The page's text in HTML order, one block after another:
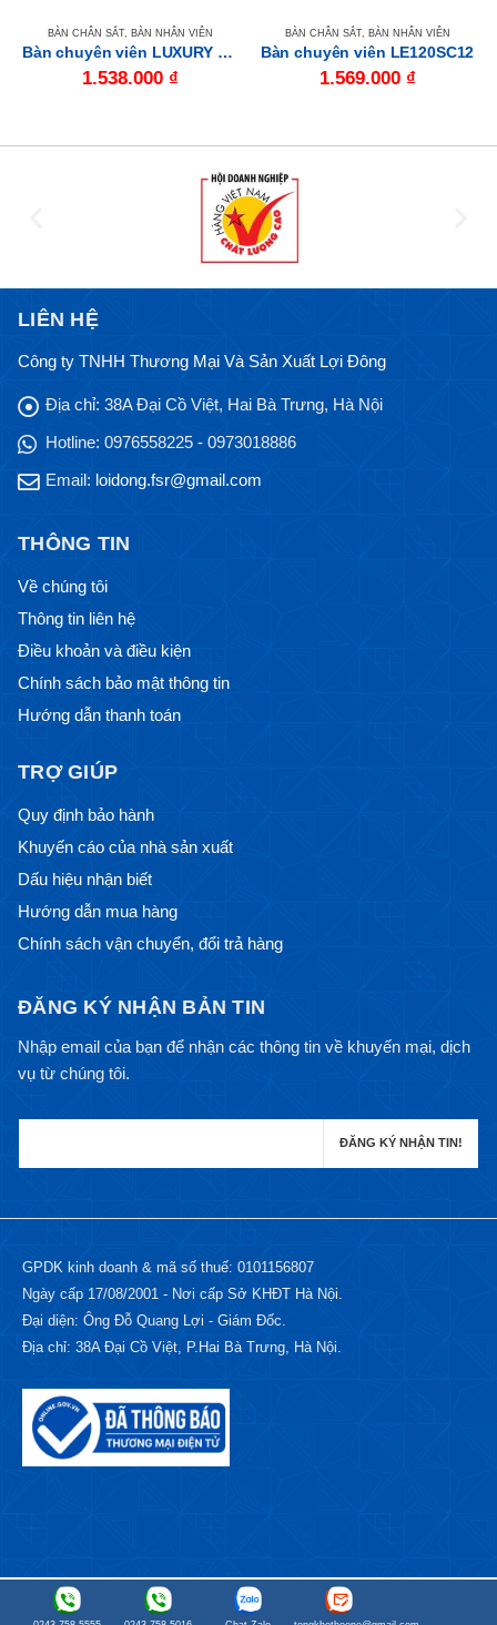
BÀN CHÂN SẮT, BÀN NHÂN VIÊN
Bàn chuyên viên LUXURY LUX120SC10
1.538.000 ₫
BÀN CHÂN SẮT, BÀN NHÂN VIÊN
Bàn chuyên viên LE120SC12
1.569.000 ₫
LIÊN HỆ
Công ty TNHH Thương Mại Và Sản Xuất Lợi Đông
Địa chỉ: 38A Đại Cồ Việt, Hai Bà Trưng, Hà Nội
Hotline: 0976558225 - 0973018886
Email: loidong.fsr@gmail.com
THÔNG TIN
Về chúng tôi
Thông tin liên hệ
Điều khoản và điều kiện
Chính sách bảo mật thông tin
Hướng dẫn thanh toán
TRỢ GIÚP
Quy định bảo hành
Khuyến cáo của nhà sản xuất
Dấu hiệu nhận biết
Hướng dẫn mua hàng
Chính sách vận chuyển, đổi trả hàng
ĐĂNG KÝ NHẬN BẢN TIN
Nhập email của bạn để nhận các thông tin về khuyến mại, dịch
vụ từ chúng tôi.
GPDK kinh doanh & mã số thuế: 0101156807
Ngày cấp 17/08/2001 - Nơi cấp Sở KHĐT Hà Nội.
Đại diện: Ông Đỗ Quang Lợi - Giám Đốc.
Địa chỉ: 38A Đại Cồ Việt, P.Hai Bà Trưng, Hà Nội.